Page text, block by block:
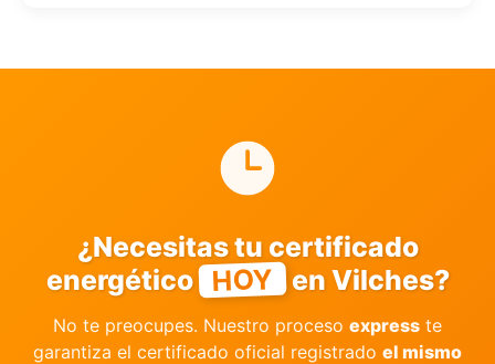
¿Necesitas tu certificado
energético HOY en Vilches?
No te preocupes. Nuestro proceso express te
garantiza el certificado oficial registrado el mismo